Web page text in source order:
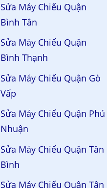
Sửa Máy Chiếu Quận
Bình Tân
Sửa Máy Chiếu Quận
Bình Thạnh
Sửa Máy Chiếu Quận Gò
Vấp
Sửa Máy Chiếu Quận Phú
Nhuận
Sửa Máy Chiếu Quận Tân
Bình
Sửa Máy Chiếu Quận Tân